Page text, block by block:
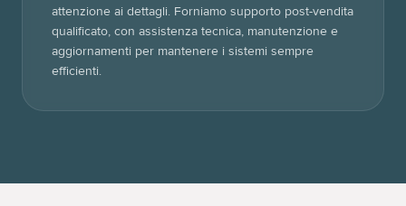
attenzione ai dettagli. Forniamo supporto post-vendita
qualificato, con assistenza tecnica, manutenzione e
aggiornamenti per mantenere i sistemi sempre
efficienti.